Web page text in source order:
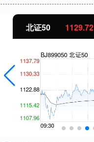
北证50 1129.72